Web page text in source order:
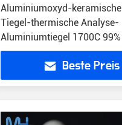
Aluminiumoxyd-
Tiegel-thermische Analyse-
Aluminiumtiegel 1700C
Beste Preis